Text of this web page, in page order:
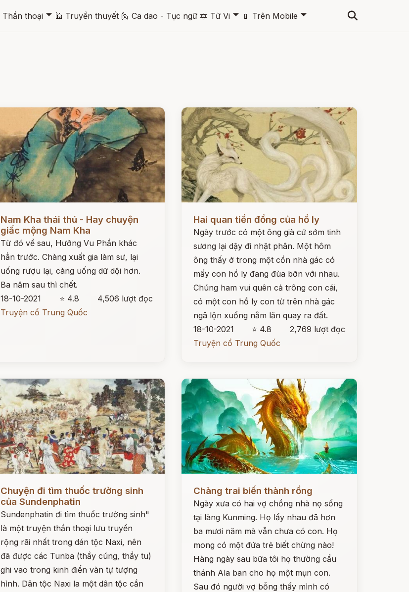
Thần thoại 🞃 🕌 Truyền thuyết 🙋 Ca dao - Tục ngữ 🔯 Tử Vi 🞃 📱 Trên Mobile 🞃
Nam Kha thái thú - Hay chuyện
giấc mộng Nam Kha
Từ đó về sau, Hưởng Vu Phần khác
hẳn trước. Chàng xuất gia làm sư, lại
uống rượu lại, càng uống dữ dội hơn.
Ba năm sau thì chết.
18-10-2021
⭐ 4.8
4,506 lượt đọc
Truyện cổ Trung Quốc
Hai quan tiền đồng của hồ ly
Ngày trước có một ông già cứ sớm tinh
sương lại dậy đi nhặt phân. Một hôm
ông thấy ở trong một cồn nhà gác có
mấy con hồ ly đang đùa bỡn với nhau.
Chúng ham vui quên cả trông con cái,
có một con hồ ly con từ trên nhà gác
ngã lộn xuống nằm lăn quay ra đất.
18-10-2021
⭐ 4.8
2,769 lượt đọc
Truyện cổ Trung Quốc
Chuyện đi tìm thuốc trường sinh
của Sundenphatin
Sundenphatin đi tìm thuốc trường sinh"
là một truyện thắn thoại lưu truyền
rộng rãi nhất trong dán tộc Naxi, nên
đã được các Tunba (thầy cúng, thầy tu)
ghi vao trong kinh điển vàn tự tượng
hỉnh. Dân tộc Naxi la một dân tộc cắn
Chàng trai biến thành rồng
Ngày xưa có hai vợ chồng nhà nọ sống
tại làng Kunming. Họ lấy nhau đã hơn
ba mươi năm mà vẫn chưa có con. Họ
mong có một đứa trẻ biết chừng nào!
Hàng ngày sau bữa tôi họ thường cẩu
thánh Ala ban cho họ một mụn con.
Sau đó người vợ bỗng thấy mình có